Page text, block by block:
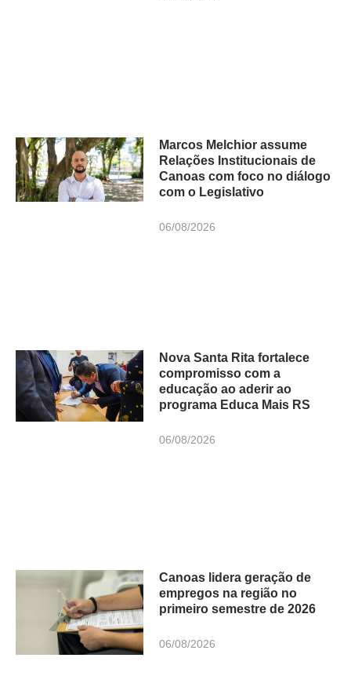
Marcos Melchior assume
Relações Institucionais de
Canoas com foco no diálogo
com o Legislativo
06/08/2026
Nova Santa Rita fortalece
compromisso com a
educação ao aderir ao
programa Educa Mais RS
06/08/2026
Canoas lidera geração de
empregos na região no
primeiro semestre de 2026
06/08/2026